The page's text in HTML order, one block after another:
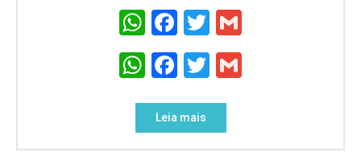
WhatsApp
Facebook
Twitter
WhatsApp
Facebook
Twitter
Leia mais